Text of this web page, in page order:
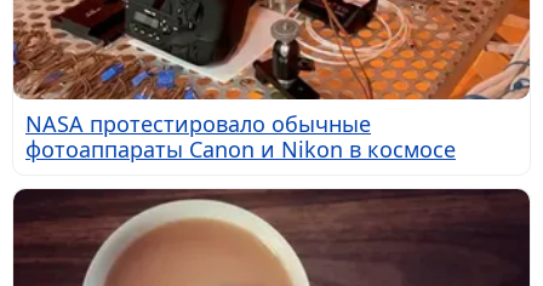
NASA протестировало обычные
фотоаппараты Canon и Nikon в космосе